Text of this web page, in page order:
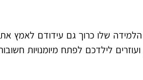
שלו כרוך גם עידודם לאמץ
לילדכם לפתח מיומנויות